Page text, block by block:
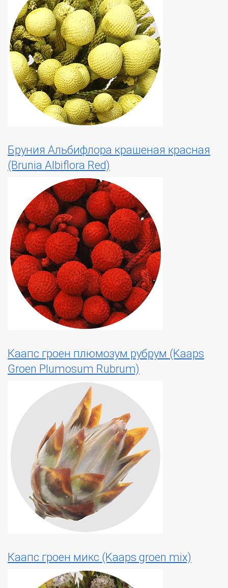
Бруния Альбифлора крашеная красная
(Brunia Albiflora Red)
Каапс гроен плюмозум рубрум (Kaaps
Groen Plumosum Rubrum)
Каапс гроен микс (Kaaps groen mix)